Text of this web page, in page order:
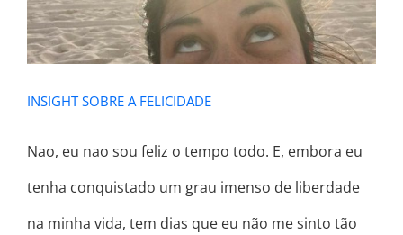
INSIGHT SOBRE A FELICIDADE
Nao, eu nao sou feliz o tempo todo. E, embora eu
tenha conquistado um grau imenso de liberdade
na minha vida, tem dias que eu não me sinto tão